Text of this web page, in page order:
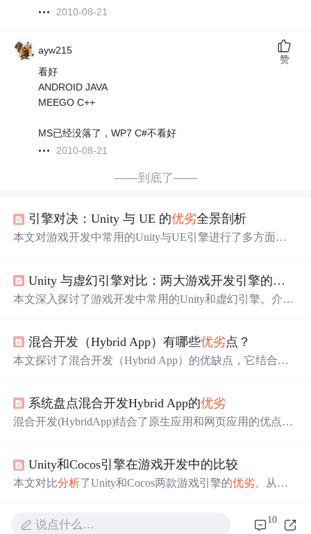
2010-08-21
ayw215
看好
ANDROID JAVA
MEEGO C++
MS已经没落了，WP7 C#不看好
2010-08-21
赞
——到底了——
引擎对决：Unity 与 UE 的优劣全景剖析
本文对游戏开发中常用的Unity与UE引擎进行了多方面对
等方面表现卓越，但硬件门槛和成本高；Unity则更适合小
型团队 ，硬件适配好且成本低。
Unity 与虚幻引擎对比：两大游戏开发引擎的
优劣
本文深入探讨了游戏开发中常用的Unity和虚幻引擎。介绍
项目规模、团队技能、跨平台
需求等方面给出选择建议，
助开发者按需挑选。
混合开发（Hybrid App）有哪些优劣点？
本文探讨了混合开发（Hybrid App）的优缺点，它结合了
题。混合开发适用于需要频繁更新内容的行业，如电商、
金融、资讯，而原生开发更适合游戏和企业管理等领域。
系统盘点混合开发Hybrid App的优劣
混合开发(HybridApp)结合了原生应用和网页应用的优点，
用。然而，混合开发也存在功能限制、加载速度慢和安全
性问题。采用小程序技术可以改善混合开发中的H5体验，
Unity和Cocos引擎在游戏开发中的比较
本文对比分析了Unity和Cocos两款游戏引擎的优劣。从用
擎。说点什么… 10